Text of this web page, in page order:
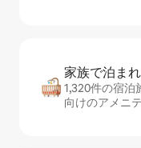
家族で泊ま
1,320件の宿泊
向けのアメニ